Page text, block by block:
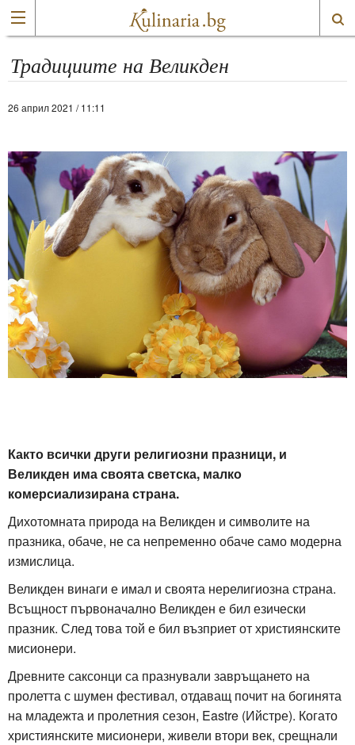
Традициите на Великден
26 април 2021 / 11:11
Както всички други религиозни празници, и
Великден има своята светска, малко
комерсиализирана страна.
Дихотомната природа на Великден и символите на
празника, обаче, не са непременно обаче само модерна
измислица.
Великден винаги е имал и своята нерелигиозна страна.
Всъщност първоначално Великден е бил езически
празник. След това той е бил възприет от християнските
мисионери.
Древните саксонци са празнували завръщането на
пролетта с шумен фестивал, отдаващ почит на богинята
на младежта и пролетния сезон, Eastre (Ийстре). Когато
християнските мисионери, живели втори век, срещнали